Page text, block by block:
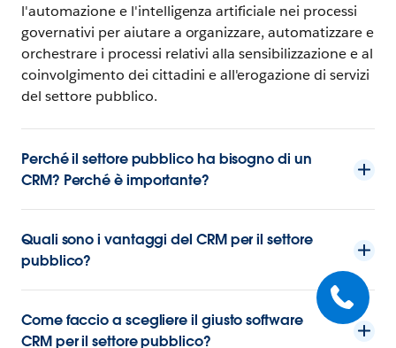
l'automazione e l'intelligenza artificiale nei processi
governativi per aiutare a organizzare, automatizzare e
orchestrare i processi relativi alla sensibilizzazione e al
coinvolgimento dei cittadini e all'erogazione di servizi
del settore pubblico.
Perché il settore pubblico ha bisogno di un
CRM? Perché è importante?
Quali sono i vantaggi del CRM per il settore
pubblico?
Come faccio a scegliere il giusto software
CRM per il settore pubblico?